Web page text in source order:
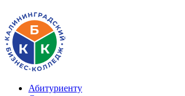
Абитуриенту